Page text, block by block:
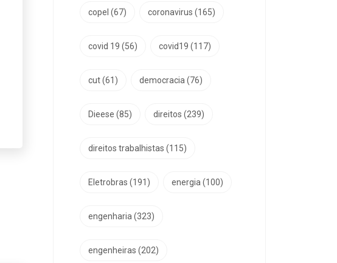
copel (67) coronavirus (165)
covid 19 (56) covid19 (117)
cut(61) democracia (76)
Dieese (85) direitos (239)
direitos trabalhistas (115)
Eletrobras (191) energia (100)
engenharia (323)
engenheiras (202)